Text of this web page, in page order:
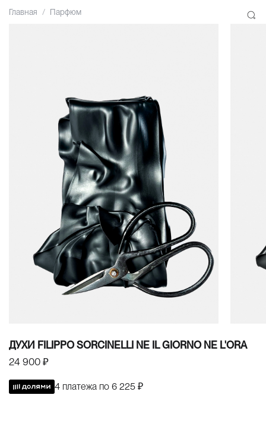
Главная Парфюм
ДУХИ FILIPPO SORCINELLI NE IL GIORNO NE L'ORA
24 900 ₽
4 платежа по 6 225 ₽